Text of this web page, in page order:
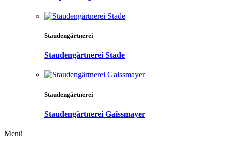
Staudengärtnerei
Staudengärtnerei Stade
Staudengärtnerei
Staudengärtnerei Gaissmayer
Menü